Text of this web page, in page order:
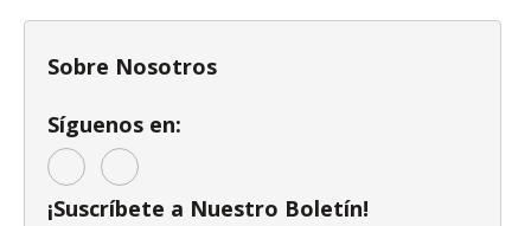
Sobre Nosotros
Síguenos en:
¡Suscríbete a Nuestro Boletín!